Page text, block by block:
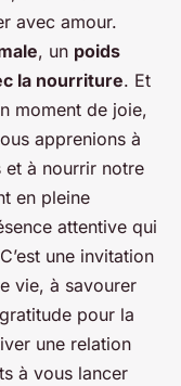
avec amour.
, un poids
la nourriture. Et
moment de joie,
apprenions à
à nourrir notre
en pleine
attentive qui
une invitation
vie, à savourer
pour la
une relation
à vous lancer